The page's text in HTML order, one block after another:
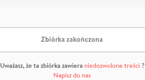
Zbiórka zakończona
Uważasz, że ta zbiórka zawiera niedozwolone treści?
Napisz do nas